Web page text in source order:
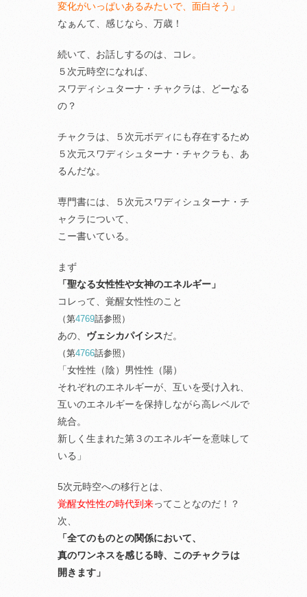
変化がいっぱいあるみたいで、面白そう」
なぁんて、感じなら、万歳！
続いて、お話しするのは、コレ。
５次元時空になれば、
スワディシュターナ・チャクラは、どーなる
の？
チャクラは、５次元ボディにも存在するため
５次元スワディシュターナ・チャクラも、あ
るんだな。
専門書には、５次元スワディシュターナ・チ
ャクラについて、
こー書いている。
まず
「聖なる女性性や女神のエネルギー」
コレって、覚醒女性性のこと
（第4769話参照）
あの、 ヴェシカパイシスだ。
（第4766話参照）
「女性性（陰）男性性（陽）
それぞれのエネルギーが、互いを受け入れ、
互いのエネルギーを保持しながら高レベルで
統合。
新しく生まれた第３のエネルギーを意味して
いる」
5次元時空への移行とは、
覚醒女性性の時代到来ってことなのだ！？
次、
「全てのものとの関係において、
真のワンネスを感じる時、このチャクラは
開きます」